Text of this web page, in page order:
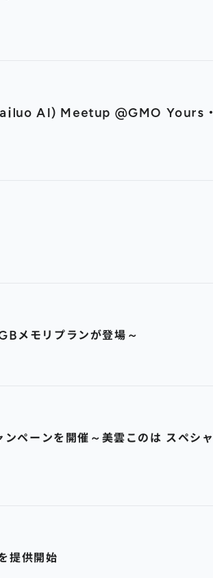
AI) Meetup @GMO Yours・
メモリプランが登場～
ペーンを開催～美雲このは スペシャ
提供開始